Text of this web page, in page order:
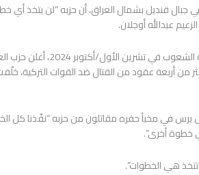
قنديل بشمال العراق، أن حزبه “لن يتخذ أي
عبدالله أوجلان.
وبعد محادثات مع السلطات التركية عبر حزب المساواة
في مخبأ حفره مقاتلون من حزبه “نفّذنا كل
خطوة أخرى”.
تتخذ هي الخطوات”.